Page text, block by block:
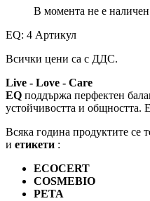
В момента не е наличен
EQ: 4 Артикул
Всички цени са с ДДС.
Live - Love - Care
EQ поддържа перфектен
устойчивостта и общността.
Всяка година продуктите се
и етикети :
ECOCERT
COSMEBIO
PETA